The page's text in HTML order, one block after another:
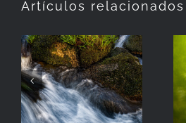
Artículos relacionados
Hierba